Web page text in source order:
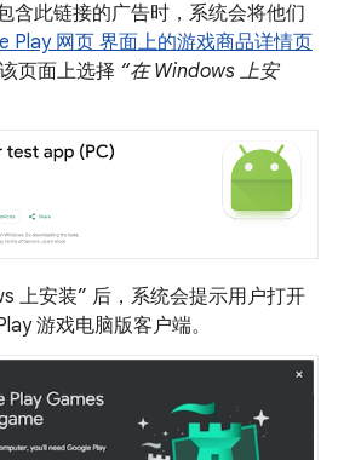
含此链接的广告时，系统会将他们
Play 网页 界面上的游戏商品详情页
页面上选择 “在 Windows 上安
上安装” 后，系统会提示用户打开
游戏电脑版客户端。